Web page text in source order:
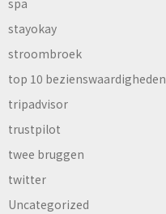
spa
stayokay
stroombroek
top 10 bezienswaardigheden
tripadvisor
trustpilot
twee bruggen
twitter
Uncategorized